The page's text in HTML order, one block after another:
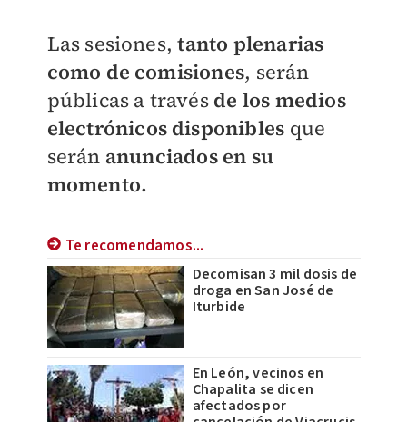
Las sesiones,tanto plenarias
como de comisiones, serán
públicas a través de los medios
electrónicos disponibles que
serán anunciados en su
momento.
Te recomendamos...
Decomisan 3 mil dosis de
droga en San José de
Iturbide
En León, vecinos en
Chapalita se dicen
afectados por